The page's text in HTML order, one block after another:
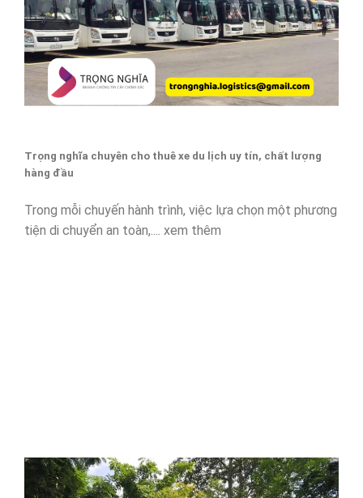
Trọng nghĩa chuyên cho thuê xe du lịch uy tín, chất lượng
hàng đầu
Trong mỗi chuyến hành trình, việc lựa chọn một phương
tiện di chuyển an toàn,.... xem thêm